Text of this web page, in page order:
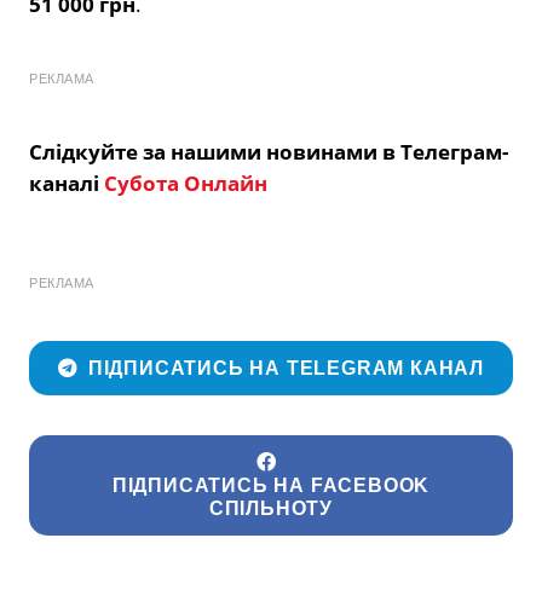
РЕКЛАМА
Слідкуйте за нашими новинами в Телеграм-
каналі Субота Онлайн
РЕКЛАМА
ПІДПИСАТИСЬ НА TELEGRAM КАНАЛ
ПІДПИСАТИСЬ НА FACEBOOK
СПІЛЬНОТУ